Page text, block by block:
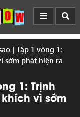
| Tập 1 vòng 1:
sớm phát hiện ra
1: Trịnh
khích vì sớm